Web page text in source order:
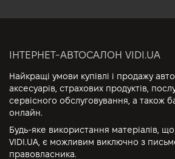
ІНТЕРНЕТ-АВТОСАЛОН VIDI.UA
Найкращі умови купівлі і продажу
аксесуарів, страхових продуктів,
сервісного обслуговування, а також
онлайн.
Будь-яке використання матеріалів,
VIDI.UA, є можливим виключно з
правовласника.